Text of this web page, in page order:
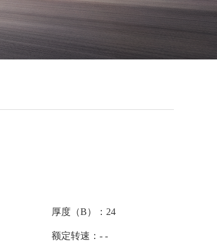
厚度（B）：24
额定转速：- -